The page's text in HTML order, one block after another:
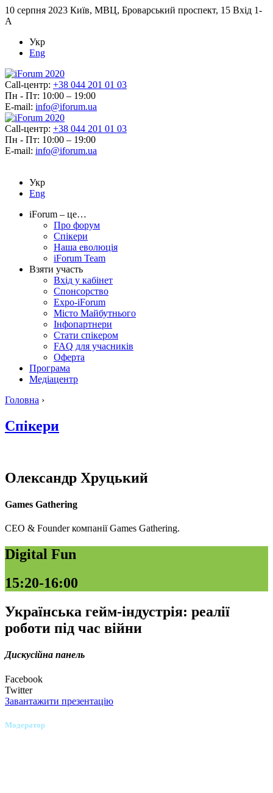
10 серпня 2023 Київ, МВЦ, Броварський проспект, 15 Вхід 1-
А
Укр
Eng
Call-центр: +38 044 201 01 03
Пн - Пт: 10:00 – 19:00
E-mail: info@iforum.ua
Call-центр: +38 044 201 01 03
Пн - Пт: 10:00 – 19:00
E-mail: info@iforum.ua
Укр
Eng
iForum – це…
Про форум
Спікери
Наша еволюція
iForum Team
Взяти участь
Вхід у кабінет
Спонсорство
Expo-iForum
Місто Майбутнього
Інфопартнери
Стати спікером
FAQ для учасників
Оферта
Програма
Медіацентр
Головна ›
Спікери
Олександр Хруцький
Games Gathering
CEO & Founder компанії Games Gathering.
Digital Fun
15:20-16:00
Українська гейм-індустрія: реалії
роботи під час війни
Дискусійна панель
Facebook
Twitter
Завантажити презентацію
Модератор